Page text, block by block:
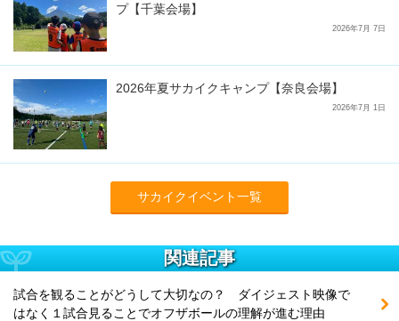
プ【千葉会場】
2026年7月 7日
2026年夏サカイクキャンプ【奈良会場】
2026年7月 1日
サカイクイベント一覧
関連記事
試合を観ることがどうして大切なの？ ダイジェスト映像で
はなく１試合見ることでオフザボールの理解が進む理由